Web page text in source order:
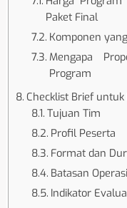
Paket Final
Komponen
Mengapa
Program
Checklist Brief
Tujuan Tim
Profil Peserta
Format dan
Batasan
Indikator